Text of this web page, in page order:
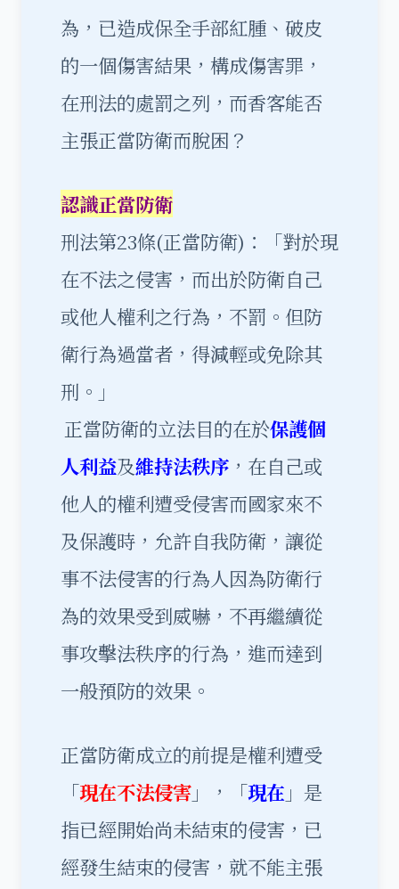
為，已造成保全手部紅腫、破皮
的一個傷害結果，構成傷害罪，
在刑法的處罰之列，而香客能否
主張正當防衛而脫困？
認識正當防衛
刑法第23條(正當防衛)：「對於現
在不法之侵害，而出於防衛自己
或他人權利之行為，不罰。但防
衛行為過當者，得減輕或免除其
刑。」
正當防衛的立法目的在於保護個
人利益及維持法秩序 ，在自己或
他人的權利遭受侵害而國家來不
及保護時，允許自我防衛，讓從
事不法侵害的行為人因為防衛行
為的效果受到威嚇，不再繼續從
事攻擊法秩序的行為，進而達到
一般預防的效果。
正當防衛成立的前提是權利遭受
「現在不法侵害」，「現在 」是
指已經開始尚未結束的侵害，已
經發生結束的侵害，就不能主張